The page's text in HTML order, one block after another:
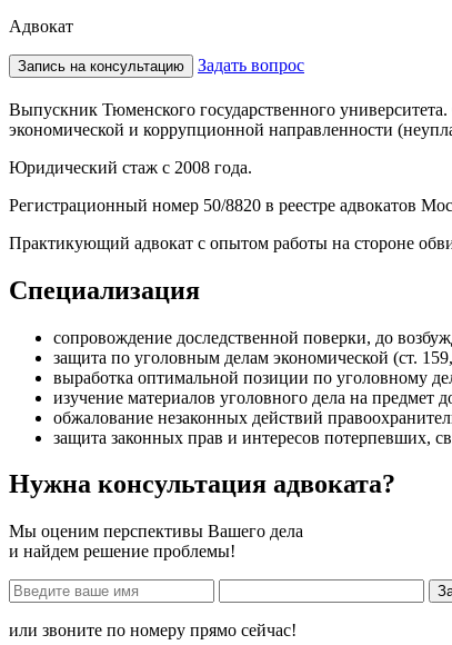
Адвокат
Запись на консультацию Задать вопрос
Выпускник Тюменского государственного
экономической и коррупционной направленности
Юридический стаж с 2008 года.
Регистрационный номер 50/8820 в реестре адвокатов
Практикующий адвокат с опытом работы на стороне
Специализация
cопровождение доследственной поверки, до
защита по уголовным делам экономической (ст.
выработка оптимальной позиции по уголовному
изучение материалов уголовного дела на
обжалование незаконных действий
защита законных прав и интересов потерпевших,
Нужна консультация адвоката?
Мы оценим перспективы Вашего дела
и найдем решение проблемы!
или звоните по номеру прямо сейчас!